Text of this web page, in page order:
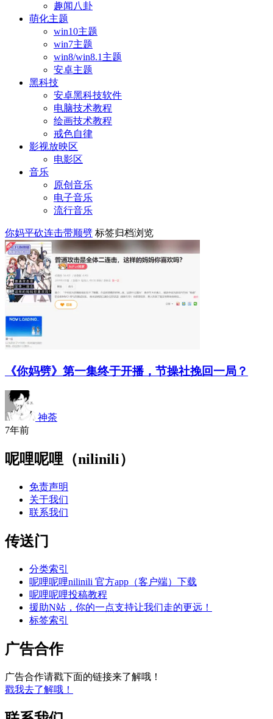
趣闻八卦
萌化主题
win10主题
win7主题
win8/win8.1主题
安卓主题
黑科技
安卓黑科技软件
电脑技术教程
绘画技术教程
戒色自律
影视放映区
电影区
音乐
原创音乐
电子音乐
流行音乐
你妈平砍连击带顺劈 标签归档浏览
《你妈劈》第一集终于开播，节操社挽回一局？
神荼
7年前
呢哩呢哩（nilinili）
免责声明
关于我们
联系我们
传送门
分类索引
呢哩呢哩nilinili 官方app（客户端）下载
呢哩呢哩投稿教程
援助N站，你的一点支持让我们走的更远！
标签索引
广告合作
广告合作请戳下面的链接来了解哦！
戳我去了解哦！